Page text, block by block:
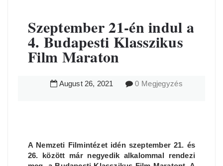
Szeptember 21-én indul a
4. Budapesti Klasszikus
Film Maraton
August 26, 2021 0 Megjegyzés
A Nemzeti Filmintézet idén szeptember 21. és
26. között már negyedik alkalommal rendezi